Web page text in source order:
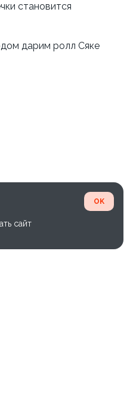
становится
дарим ролл Сяке
сайт
OK